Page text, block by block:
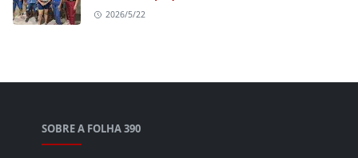
2026/5/22
SOBRE A FOLHA 390